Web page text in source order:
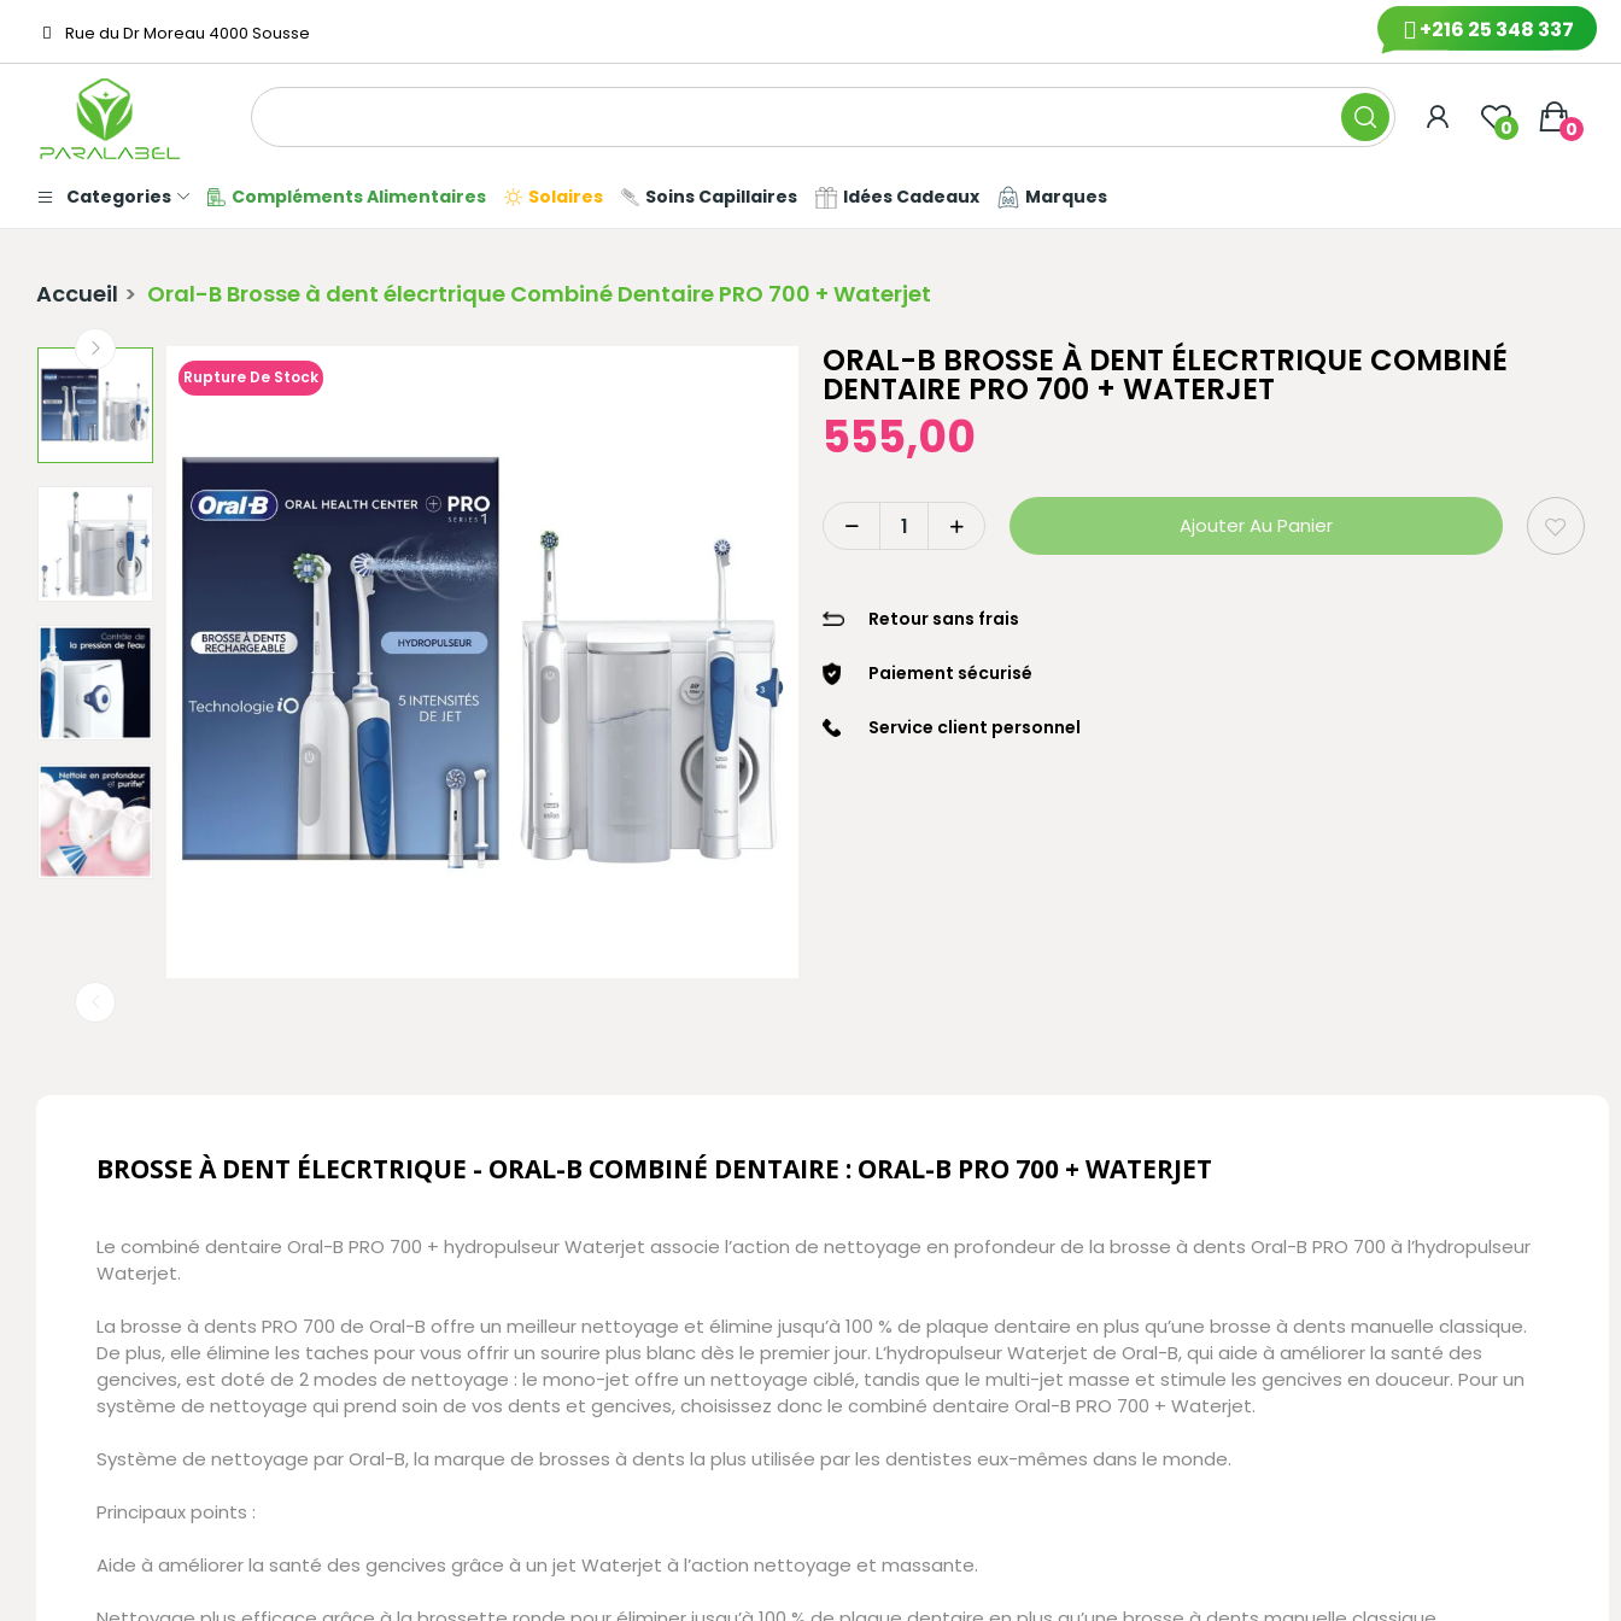
Rue du Dr Moreau 4000 Sousse +216 25 348 337
0 0
Categories Compléments Alimentaires Solaires Soins Capillaires Idées Cadeaux Marques
Accueil Oral-B Brosse à dent élecrtrique Combiné Dentaire PRO 700 + Waterjet
Rupture De Stock ORAL-B BROSSE À DENT ÉLECRTRIQUE COMBINÉ
DENTAIRE PRO 700 + WATERJET
555,00
Ajouter Au Panier
Retour sans frais
Paiement sécurisé
Service client personnel
BROSSE À DENT ÉLECRTRIQUE - ORAL-B COMBINÉ DENTAIRE : ORAL-B PRO 700 + WATERJET
Le combiné dentaire Oral-B PRO 700 + hydropulseur Waterjet associe l’action de nettoyage en profondeur de la brosse à dents Oral-B PRO 700 à l’hydropulseur
Waterjet.
La brosse à dents PRO 700 de Oral-B offre un meilleur nettoyage et élimine jusqu’à 100 % de plaque dentaire en plus qu’une brosse à dents manuelle classique.
De plus, elle élimine les taches pour vous offrir un sourire plus blanc dès le premier jour. L’hydropulseur Waterjet de Oral-B, qui aide à améliorer la santé des
gencives, est doté de 2 modes de nettoyage : le mono-jet offre un nettoyage ciblé, tandis que le multi-jet masse et stimule les gencives en douceur. Pour un
système de nettoyage qui prend soin de vos dents et gencives, choisissez donc le combiné dentaire Oral-B PRO 700 + Waterjet.
Système de nettoyage par Oral-B, la marque de brosses à dents la plus utilisée par les dentistes eux-mêmes dans le monde.
Principaux points :
Aide à améliorer la santé des gencives grâce à un jet Waterjet à l’action nettoyage et massante.